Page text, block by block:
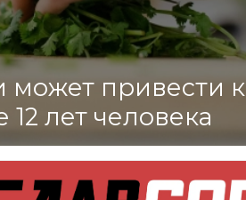
может привести к
лет человека